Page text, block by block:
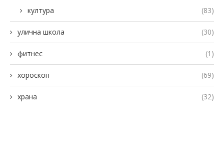
култура (83)
улична школа (30)
фитнес (1)
хороскоп (69)
храна (32)